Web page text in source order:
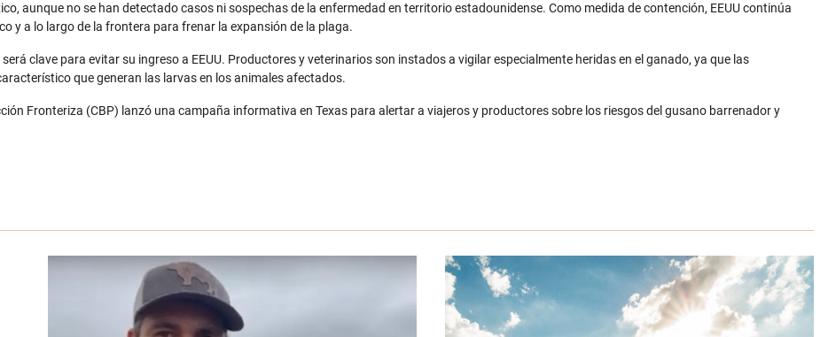
aunque no se han detectado casos ni sospechas de la enfermedad en territorio estadounidense. Como medida de contención, EEUU continúa
y a lo largo de la frontera para frenar la expansión de la plaga.
clave para evitar su ingreso a EEUU. Productores y veterinarios son instados a vigilar especialmente heridas en el ganado, ya que las
que generan las larvas en los animales afectados.
Fronteriza (CBP) lanzó una campaña informativa en Texas para alertar a viajeros y productores sobre los riesgos del gusano barrenador y